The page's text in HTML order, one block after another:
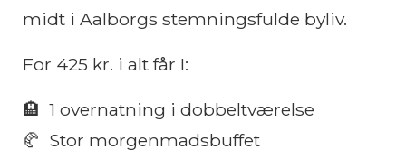
midt i Aalborgs stemningsfulde byliv.
For 425 kr. i alt får I:
🏨 1 overnatning i dobbeltværelse
🥐 Stor morgenmadsbuffet